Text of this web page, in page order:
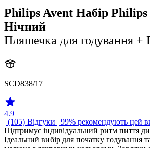
Philips Avent Набір Philips
Нічний
Пляшечка для годування +
SCD838/17
4.9
| (105) Відгуки | 99% рекомендують цей
Підтримує індивідуальний ритм пиття
Ідеальний вибір для початку годування